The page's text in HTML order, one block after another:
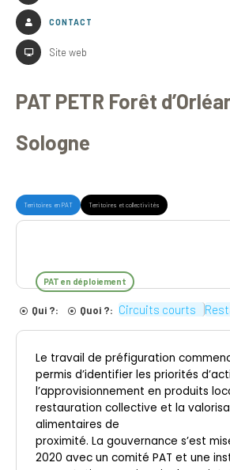
CONTACT
Site web
PAT PETR Forêt
Sologne
Territoires en PAT Territoires et collectivités
PAT en déploiement
Qui ?: Quoi ?: Circuits courts
Le travail de préfiguration
permis d’identifier les priorités
l’approvisionnement en produits
restauration collective et la
alimentaires de
proximité. La gouvernance s’est
2020 avec un comité PAT et une